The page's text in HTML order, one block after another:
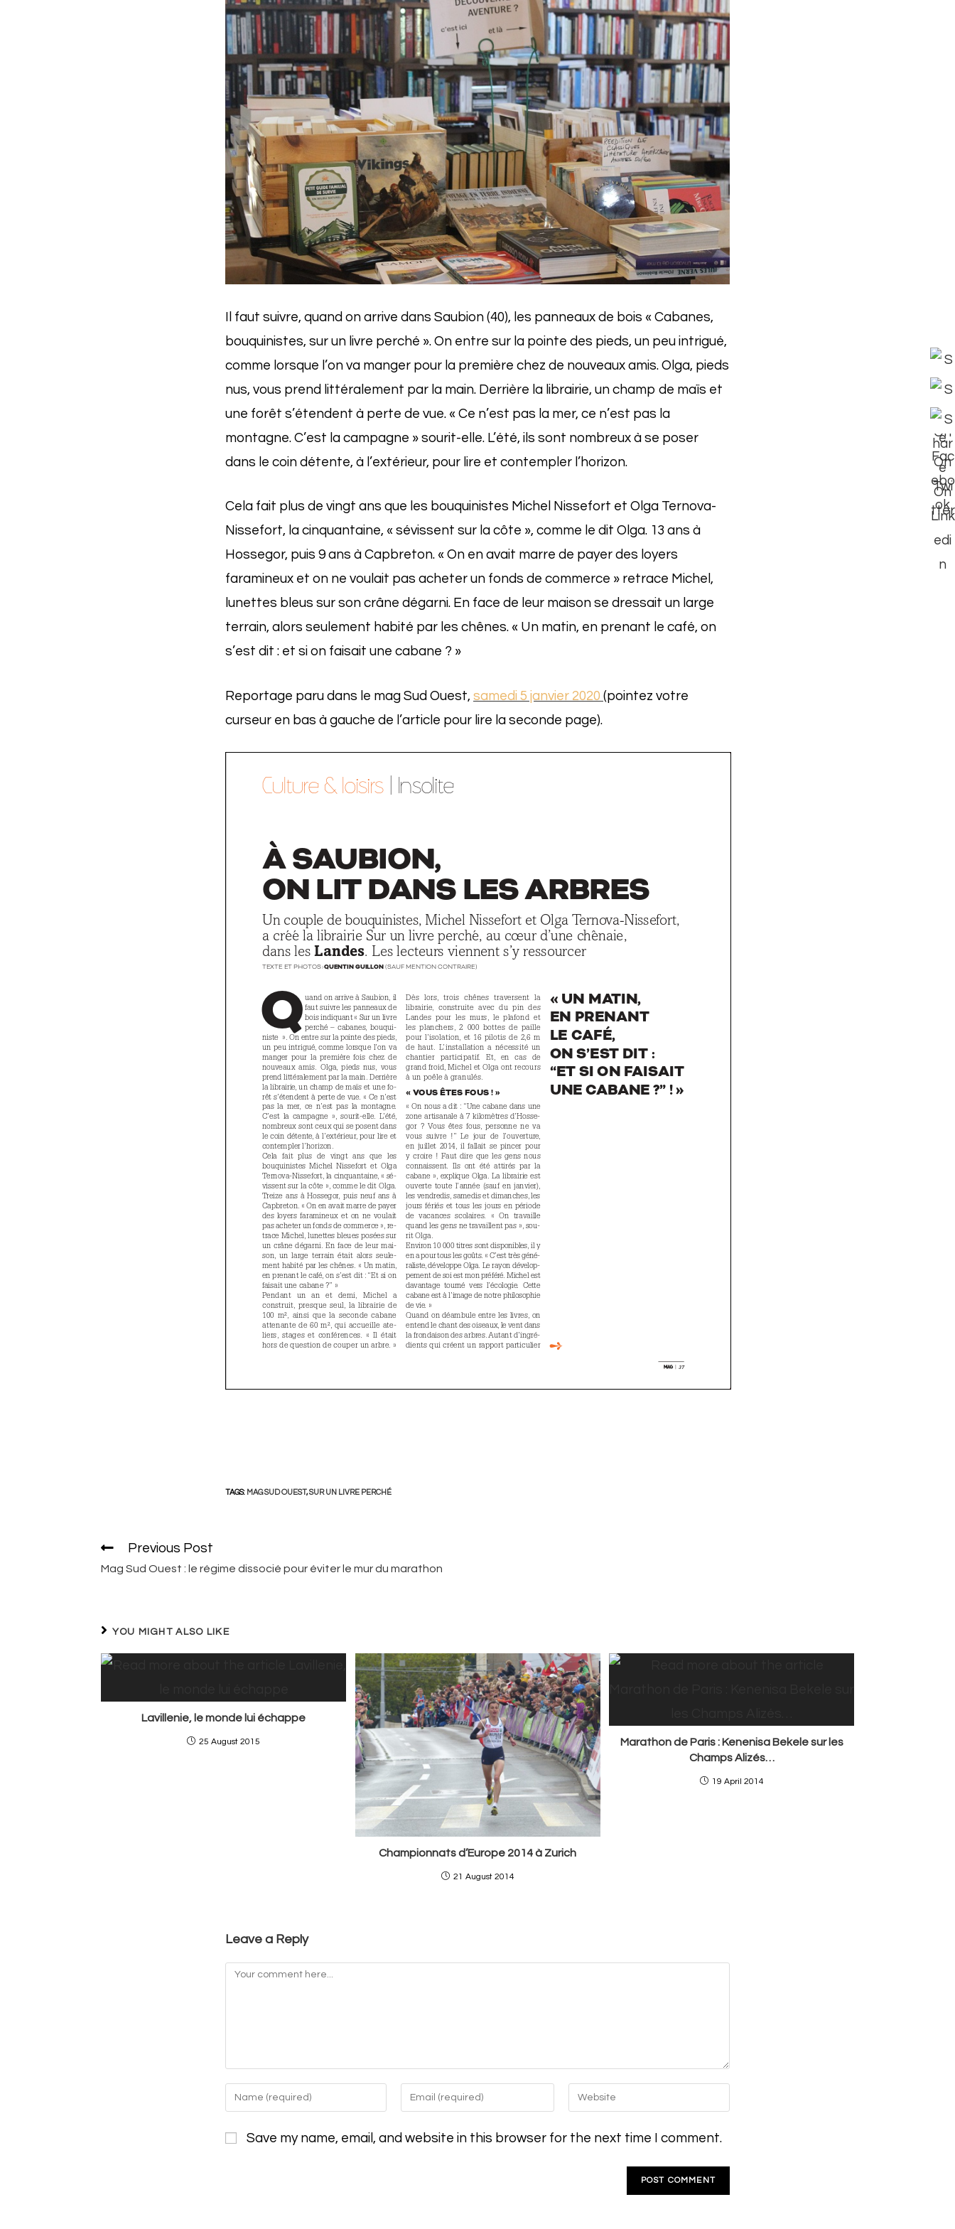
Il faut suivre, quand on arrive dans Saubion (40), les panneaux de bois « Cabanes,
bouquinistes, sur un livre perché ». On entre sur la pointe des pieds, un peu intrigué,
comme lorsque l’on va manger pour la première chez de nouveaux amis. Olga, pieds
nus, vous prend littéralement par la main. Derrière la librairie, un champ de maïs et
une forêt s’étendent à perte de vue. « Ce n’est pas la mer, ce n’est pas la
montagne. C’est la campagne » sourit-elle. L’été, ils sont nombreux à se poser
dans le coin détente, à l’extérieur, pour lire et contempler l’horizon.
Cela fait plus de vingt ans que les bouquinistes Michel Nissefort et Olga Ternova-
Nissefort, la cinquantaine, « sévissent sur la côte », comme le dit Olga. 13 ans à
Hossegor, puis 9 ans à Capbreton. « On en avait marre de payer des loyers
faramineux et on ne voulait pas acheter un fonds de commerce » retrace Michel,
lunettes bleus sur son crâne dégarni. En face de leur maison se dressait un large
terrain, alors seulement habité par les chênes. « Un matin, en prenant le café, on
s’est dit : et si on faisait une cabane ? »
Reportage paru dans le mag Sud Ouest, samedi 5 janvier 2020 (pointez votre
curseur en bas à gauche de l’article pour lire la seconde page).
TAGS: MAG SUD OUEST,SUR UN LIVRE PERCHÉ
Read
articles
Previous Post
Mag Sud Ouest : le régime dissocié pour éviter le mur du marathon
YOU MIGHT ALSO LIKE
Lavillenie, le monde lui échappe
25 August 2015
Championnats d’Europe 2014 à Zurich
21 August 2014
Marathon de Paris : Kenenisa Bekele sur les
Champs Alizés…
19 April 2014
Leave a Reply
Comment
your
or
your
address
your
URL
Save my name, email, and website in this browser for the next time I comment.